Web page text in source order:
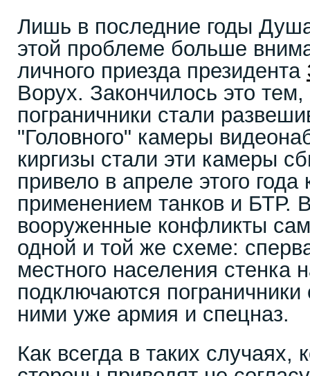
Лишь в последние годы
этой проблеме больше
личного приезда президента
Ворух. Закончилось это тем,
пограничники стали
"Головного" камеры
киргизы стали эти камеры
привело в апреле этого
применением танков и БТР.
вооруженные конфликты
одной и той же схеме:
местного населения стенка
подключаются
ними уже армия и спецназ.
Как всегда в таких случаях,